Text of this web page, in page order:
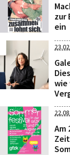
zur
ein
wie
Am